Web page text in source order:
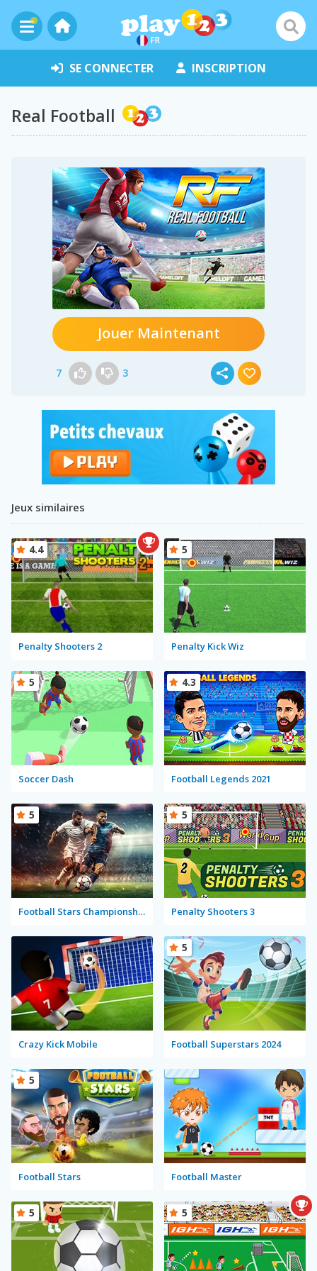
FR
SE CONNECTER INSCRIPTION
Real Football
Jouer Maintenant
7 3
Jeux similaires
Penalty Shooters 2
4.4
Penalty Kick Wiz
5
Soccer Dash
5
Football Legends 2021
4.3
Football Stars Championship
5
Penalty Shooters 3
5
Crazy Kick Mobile Football Superstars 2024
5
Football Stars
5
Football Master
5 5